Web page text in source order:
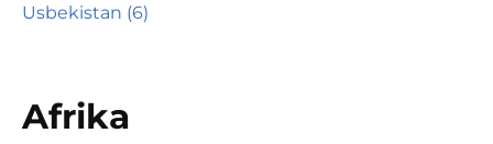
Usbekistan (6)
Afrika